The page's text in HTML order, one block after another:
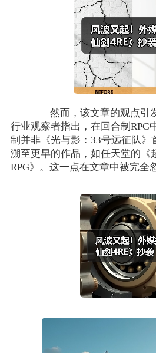
然而，该文章的观点引
行业观察者指出，在回合制RPG
制并非《光与影：33号远征队》
溯至更早的作品，如任天堂的《
RPG》。这一点在文章中被完全